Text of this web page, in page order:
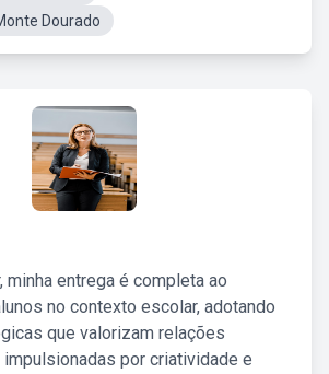
Dourado
minha entrega é completa ao
no contexto escolar, adotando
que valorizam relações
por criatividade e